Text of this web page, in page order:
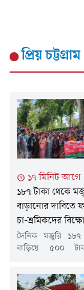
প্রিয় চট্টগ্রাম
১৭ মিনিট আগে
১৮৭ টাকা থেকে
বাড়ানোর দাবিতে
চা-শ্রমিকদের
দৈনিক মজুরি ১৮৭
বাড়িয়ে ৫০০
শতাংশ
বাংলাদেশ চা-